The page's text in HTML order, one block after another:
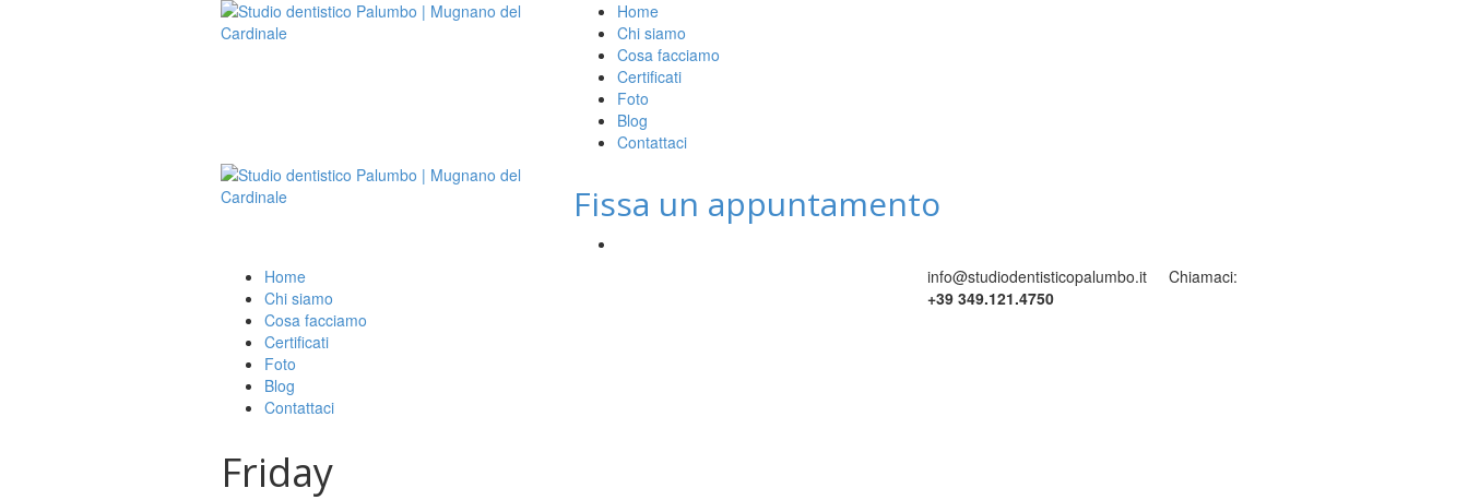
Home
Chi siamo
Cosa facciamo
Certificati
Foto
Blog
Contattaci
Fissa un appuntamento
Home
Chi siamo
Cosa facciamo
Certificati
Foto
Blog
Contattaci
info@studiodentisticopalumbo.it
Chiamaci:
+39 349.121.4750
Friday